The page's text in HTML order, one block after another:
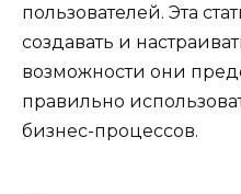
пользователей. Эта
создавать и
возможности они
правильно
бизнес-процессов.